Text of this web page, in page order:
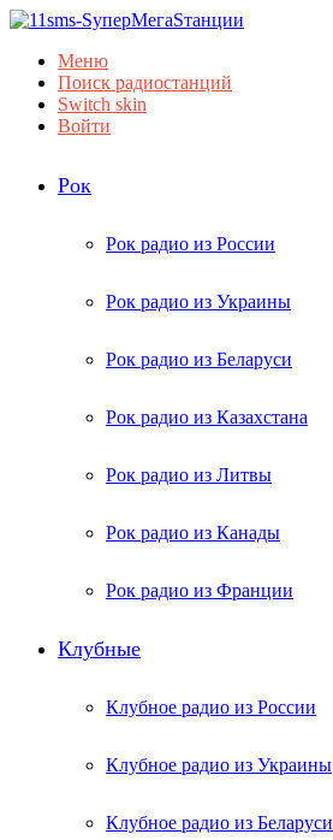
Меню
Поиск радиостанций
Switch skin
Войти
Рок
Рок радио из России
Рок радио из Украины
Рок радио из Беларуси
Рок радио из Казахстана
Рок радио из Литвы
Рок радио из Канады
Рок радио из Франции
Клубные
Клубное радио из России
Клубное радио из Украины
Клубное радио из Беларуси